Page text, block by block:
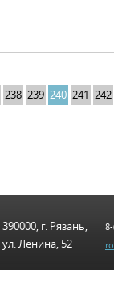
238 239 240 241 242
390000, г. Рязань,
ул. Ленина, 52